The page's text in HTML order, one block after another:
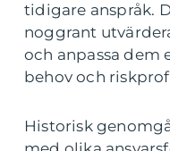
tidigare anspråk.
noggrant
och anpassa dem
behov och
Historisk